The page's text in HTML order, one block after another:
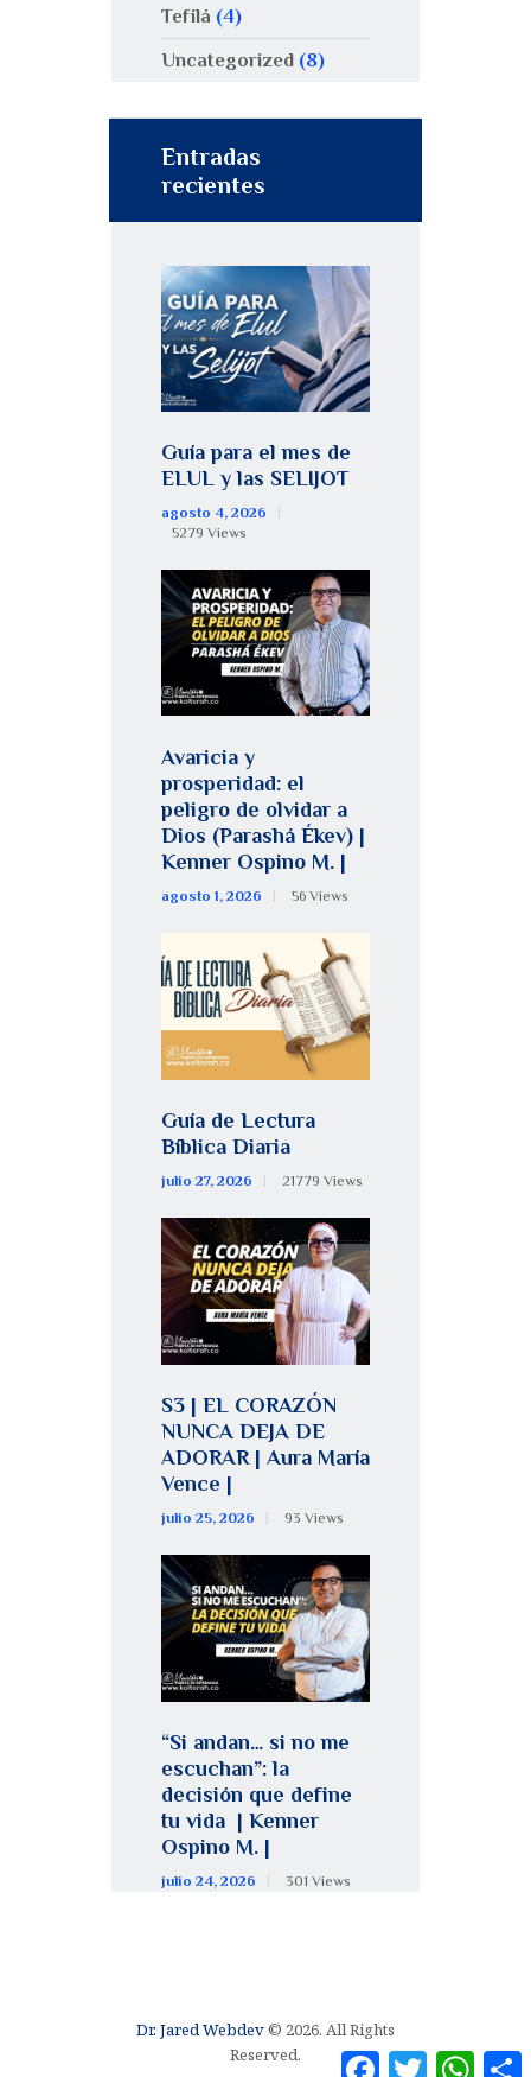
Tefilá (4)
Uncategorized (8)
Entradas
recientes
Guía para el mes de
ELUL y las SELIJOT
agosto 4, 2026
5279 Views
Avaricia y
prosperidad: el
peligro de olvidar a
Dios (Parashá Ékev) |
Kenner Ospino M. |
agosto 1, 2026 56 Views
Guía de Lectura
Bíblica Diaria
julio 27, 2026 21779 Views
S3 | EL CORAZÓN
NUNCA DEJA DE
ADORAR | Aura María
Vence |
julio 25, 2026 93 Views
“Si andan… si no me
escuchan”: la
decisión que define
tu vida | Kenner
Ospino M. |
julio 24, 2026 301 Views
Dr. Jared Webdev© 2026. All Rights
Reserved.
T
W